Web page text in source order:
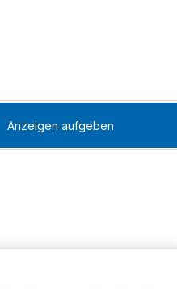
Anzeigen aufgeben